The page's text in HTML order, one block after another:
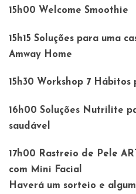
15h00 Welcome Smoothie
15h15 Soluções para uma
Amway Home
15h30 Workshop 7
16h00 Soluções Nutrilite
saudável
17h00 Rastreio de Pele
com Mini Facial
Haverá um sorteio e